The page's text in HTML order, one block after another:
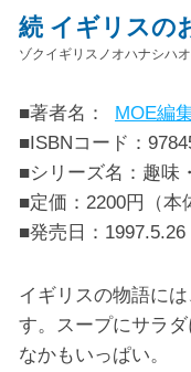
続 イギリスの
ゾクイギリスノオハナシハ
■著者名：
MOE編
■ISBNコード：
■シリーズ名：趣味
■定価：2200円（本
■発売日： 1997.5.26
イギリスの物語に
す。スープにサラ
なかもいっぱい。